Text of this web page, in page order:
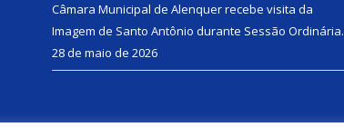
Câmara Municipal de Alenquer recebe visita da
Imagem de Santo Antônio durante Sessão Ordinária.
28 de maio de 2026